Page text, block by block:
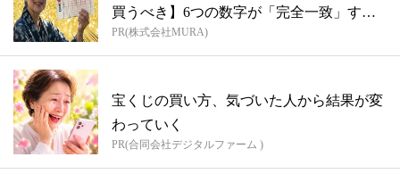
買うべき】6つの数字が「完全一致」する
方...
PR(株式会社MURA)
宝くじの買い方、気づいた人から結果が変
わっていく
PR(合同会社デジタルファーム )